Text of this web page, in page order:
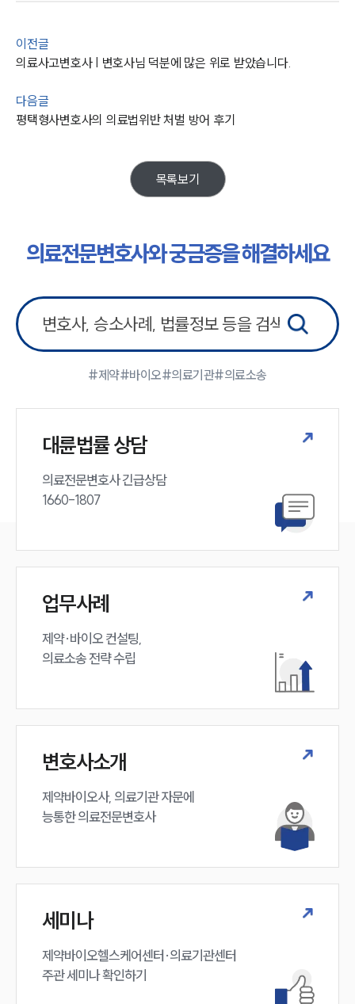
고객후기
업무분야
전체
의료전문변호사
소식/자료
언론보도
공지사항
법률 블로그
법률서식
세미나
이전글
의료사고변호사 | 변호사님 덕분에 많은 위로 받았습니다.
다음글
평택형사변호사의 의료법위반 처벌 방어 후기
목록보기
의료전문변호사와 궁금증을 해결하세요
#제약#바이오#의료기관#의료소송
대륜법률 상담
의료전문변호사 긴급상담
1660-1807
업무사례
제약·바이오 컨설팅,
의료소송 전략 수립
변호사소개
제약바이오사, 의료기관 자문에
능통한 의료전문변호사
세미나
제약바이오헬스케어센터·의료기관센터
주관 세미나 확인하기